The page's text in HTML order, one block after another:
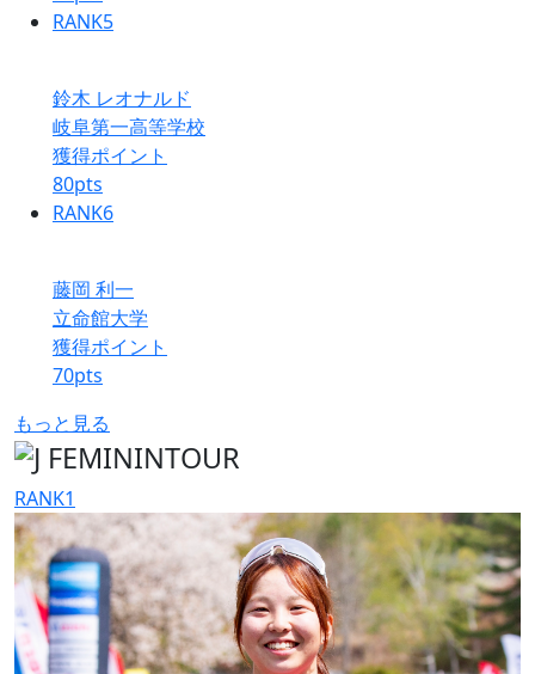
RANK5
鈴木 レオナルド
岐阜第一高等学校
獲得ポイント
80pts
RANK6
藤岡 利一
立命館大学
獲得ポイント
70pts
もっと見る
RANK1